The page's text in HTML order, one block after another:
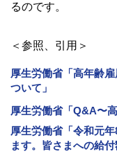
るのです。
＜参照、引用＞
厚生労働省「高年齢
ついて」
厚生労働省「Q&A〜
厚生労働省「令和元
ます。皆さまへの給